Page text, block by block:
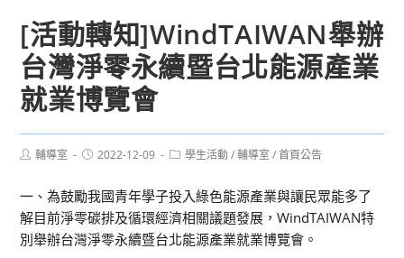
[活動轉知]WindTAIWAN舉辦
台灣淨零永續暨台北能源產業
就業博覽會
Post輔導室
Post2022-12-09
Post學生活動 / 輔導室 / 首頁公告
一、為鼓勵我國青年學子投入綠色能源產業與讓民眾能多了
解目前淨零碳排及循環經濟相關議題發展，WindTAIWAN特
別舉辦台灣淨零永續暨台北能源產業就業博覽會。